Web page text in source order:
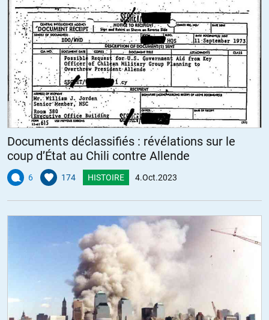
Documents déclassifiés : révélations sur le
coup d’État au Chili contre Allende
6 174 HISTOIRE 4.Oct.2023